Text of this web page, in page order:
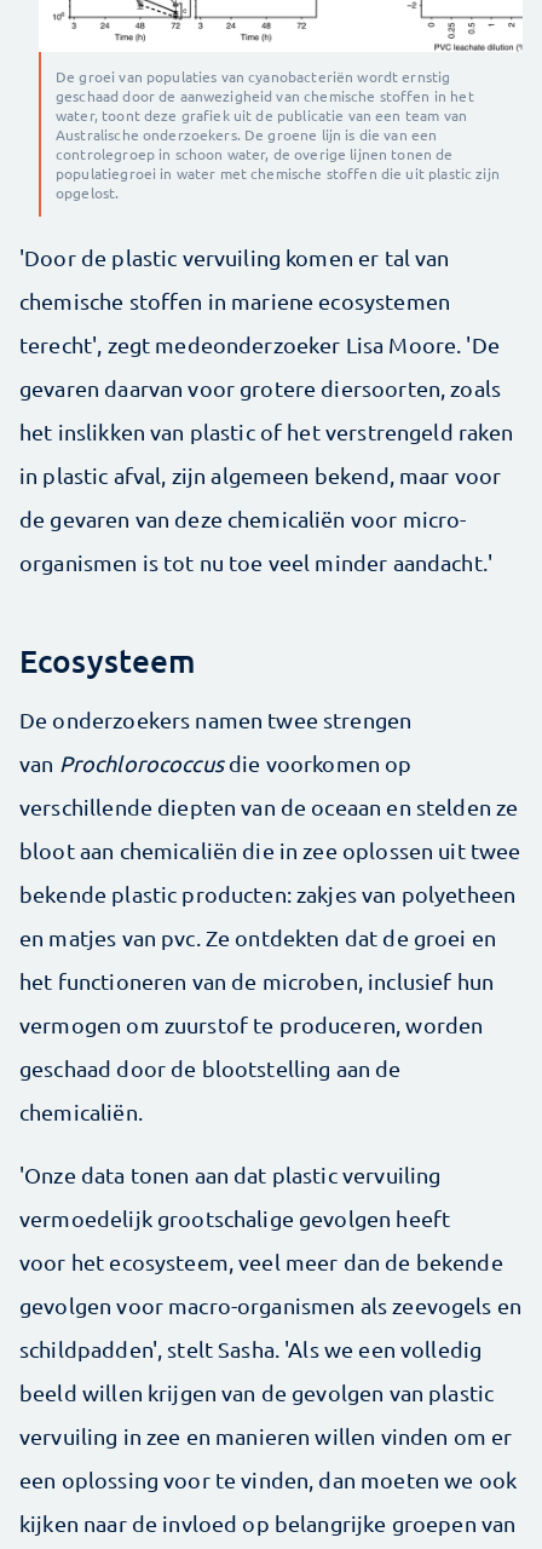
De groei van populaties van cyanobacteriën wordt ernstig
geschaad door de aanwezigheid van chemische stoffen in het
water, toont deze grafiek uit de publicatie van een team van
Australische onderzoekers. De groene lijn is die van een
controlegroep in schoon water, de overige lijnen tonen de
populatiegroei in water met chemische stoffen die uit plastic zijn
opgelost.
'Door de plastic vervuiling komen er tal van
chemische stoffen in mariene ecosystemen
terecht', zegt medeonderzoeker Lisa Moore. 'De
gevaren daarvan voor grotere diersoorten, zoals
het inslikken van plastic of het verstrengeld raken
in plastic afval, zijn algemeen bekend, maar voor
de gevaren van deze chemicaliën voor micro-
organismen is tot nu toe veel minder aandacht.'
Ecosysteem
De onderzoekers namen twee strengen
van Prochlorococcusdie voorkomen op
verschillende diepten van de oceaan en stelden ze
bloot aan chemicaliën die in zee oplossen uit twee
bekende plastic producten: zakjes van polyetheen
en matjes van pvc. Ze ontdekten dat de groei en
het functioneren van de microben, inclusief hun
vermogen om zuurstof te produceren, worden
geschaad door de blootstelling aan de
chemicaliën.
'Onze data tonen aan dat plastic vervuiling
vermoedelijk grootschalige gevolgen heeft
voor het ecosysteem, veel meer dan de bekende
gevolgen voor macro-organismen als zeevogels en
schildpadden', stelt Sasha. 'Als we een volledig
beeld willen krijgen van de gevolgen van plastic
vervuiling in zee en manieren willen vinden om er
een oplossing voor te vinden, dan moeten we ook
kijken naar de invloed op belangrijke groepen van